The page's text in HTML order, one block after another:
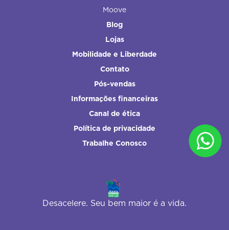
Moove
Blog
Lojas
Mobilidade e Liberdade
Contato
Pós-vendas
Informações financeiras
Canal de ética
Política de privacidade
Trabalhe Conosco
Desacelere. Seu bem maior é a vida.